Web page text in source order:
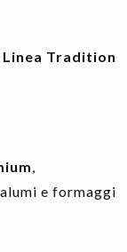
Linea Tradition
,
e formaggi